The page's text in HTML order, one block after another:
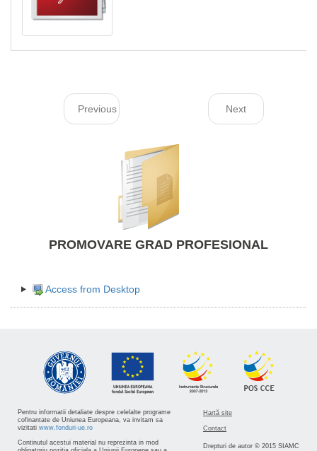
Previous Next
PROMOVARE GRAD PROFESIONAL
Access from Desktop
Pentru informatii detaliate despre celelalte programe
cofinantate de Uniunea Europeana, va invitam sa
vizitati www.fonduri-ue.ro
Continutul acestui material nu reprezinta in mod
Hartă site
Contact
Drepturi de autor © 2015 SIAMC